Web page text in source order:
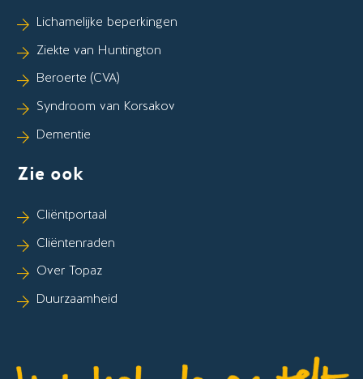
Lichamelijke beperkingen
Ziekte van Huntington
Beroerte (CVA)
Syndroom van Korsakov
Dementie
Zie ook
Cliëntportaal
Cliëntenraden
Over Topaz
Duurzaamheid